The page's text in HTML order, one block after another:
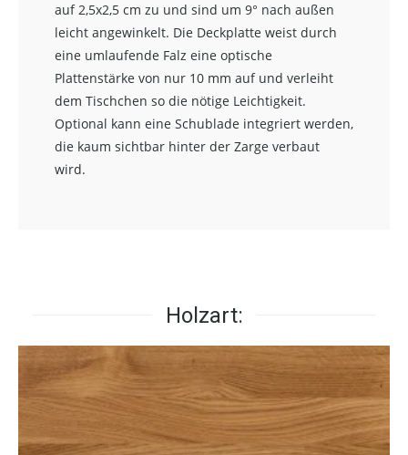
auf 2,5x2,5 cm zu und sind um 9° nach außen
leicht angewinkelt. Die Deckplatte weist durch
eine umlaufende Falz eine optische
Plattenstärke von nur 10 mm auf und verleiht
dem Tischchen so die nötige Leichtigkeit.
Optional kann eine Schublade integriert werden,
die kaum sichtbar hinter der Zarge verbaut
wird.
Holzart: